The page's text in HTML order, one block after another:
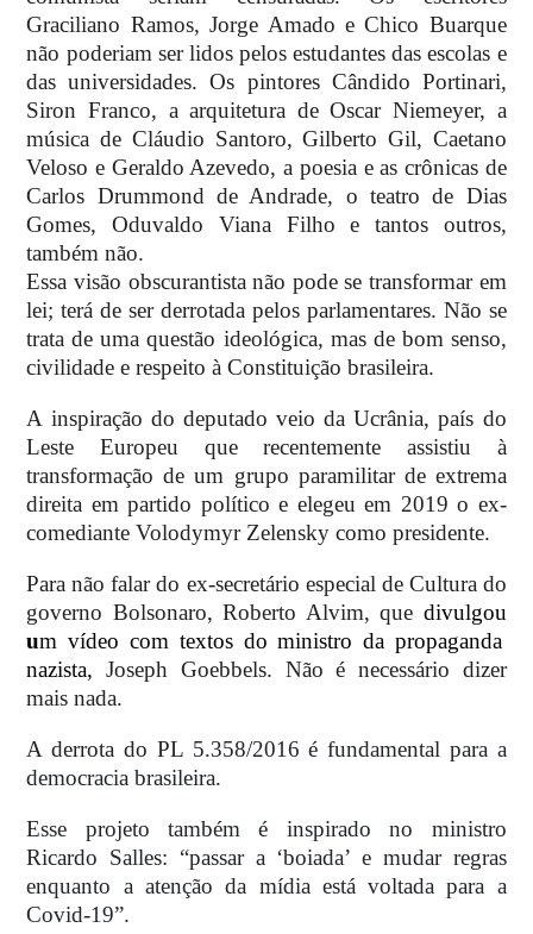
Graciliano Ramos, Jorge Amado e Chico Buarque
não poderiam ser lidos pelos estudantes das escolas e
das universidades. Os pintores Cândido Portinari,
Siron Franco, a arquitetura de Oscar Niemeyer, a
música de Cláudio Santoro, Gilberto Gil, Caetano
Veloso e Geraldo Azevedo, a poesia e as crônicas de
Carlos Drummond de Andrade, o teatro de Dias
Gomes, Oduvaldo Viana Filho e tantos outros,
também não.
Essa visão obscurantista não pode se transformar em
lei; terá de ser derrotada pelos parlamentares. Não se
trata de uma questão ideológica, mas de bom senso,
civilidade e respeito à Constituição brasileira.
A inspiração do deputado veio da Ucrânia, país do
Leste Europeu que recentemente assistiu à
transformação de um grupo paramilitar de extrema
direita em partido político e elegeu em 2019 o ex-
comediante Volodymyr Zelensky como presidente.
Para não falar do ex-secretário especial de Cultura do
governo Bolsonaro, Roberto Alvim, que divulgou
um vídeo com textos do ministro da propaganda
nazista, Joseph Goebbels. Não é necessário dizer
mais nada.
A derrota do PL 5.358/2016 é fundamental para a
democracia brasileira.
Esse projeto também é inspirado no ministro
Ricardo Salles: “passar a ‘boiada’ e mudar regras
enquanto a atenção da mídia está voltada para a
Covid-19”.